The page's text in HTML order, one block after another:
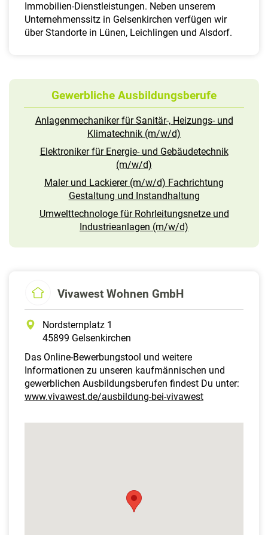
Immobilien-Dienstleistungen. Neben unserem
Unternehmenssitz in Gelsenkirchen verfügen wir
über Standorte in Lünen, Leichlingen und Alsdorf.
Gewerbliche Ausbildungsberufe
Anlagenmechaniker für Sanitär-, Heizungs- und
Klimatechnik (m/w/d)
Elektroniker für Energie- und Gebäudetechnik
(m/w/d)
Maler und Lackierer (m/w/d) Fachrichtung
Gestaltung und Instandhaltung
Umwelttechnologe für Rohrleitungsnetze und
Industrieanlagen (m/w/d)
Vivawest Wohnen GmbH
Nordsternplatz 1
45899 Gelsenkirchen
Das Online-Bewerbungstool und weitere
Informationen zu unseren kaufmännischen und
gewerblichen Ausbildungsberufen findest Du unter:
www.vivawest.de/ausbildung-bei-vivawest